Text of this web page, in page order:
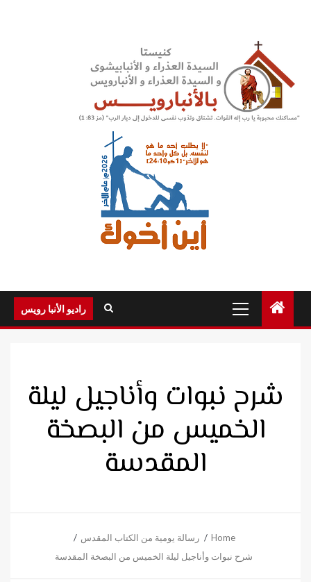
Menu
راديو الأنبا رويس
شرح نبوات وأناجيل ليلة
الخميس من البصخة
المقدسة
Home
رسالة يومية من الكتاب المقدس
شرح نبوات وأناجيل ليلة الخميس من البصخة المقدسة